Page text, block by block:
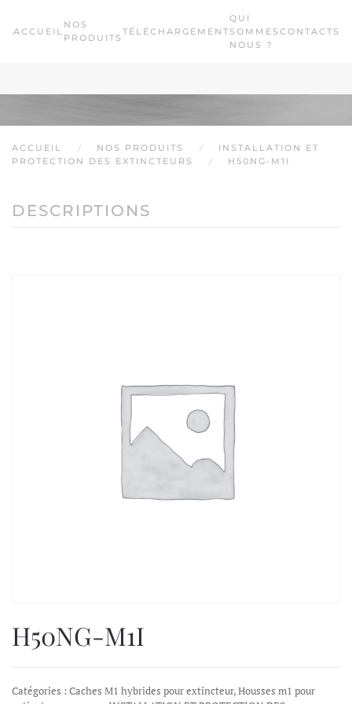
Passer au contenu principal
ACCUEIL
NOS
PRODUITS
TÉLÉCHARGEMENT
QUI
SOMMES
NOUS ?
CONTACTS
ACCUEIL NOS PRODUITS
INSTALLATION ET
PROTECTION DES EXTINCTEURS
H50NG-M1I
DESCRIPTIONS
H50NG-M1I
Catégories : Caches M1 hybrides pour extincteur,Housses m1 pour